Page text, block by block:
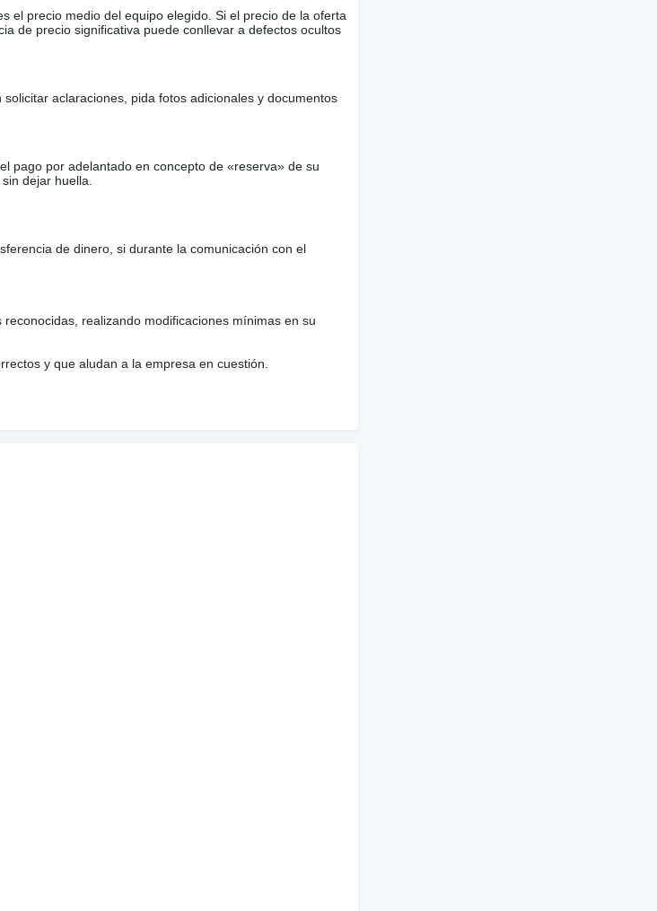
el precio medio del equipo elegido. Si el precio de la oferta
de precio significativa puede conllevar a defectos ocultos
aclaraciones, pida fotos adicionales y documentos
pago por adelantado en concepto de «reserva» de su
dejar huella.
de dinero, si durante la comunicación con el
realizando modificaciones mínimas en su
y que aludan a la empresa en cuestión.